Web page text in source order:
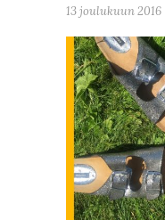
13 joulukuun 2016